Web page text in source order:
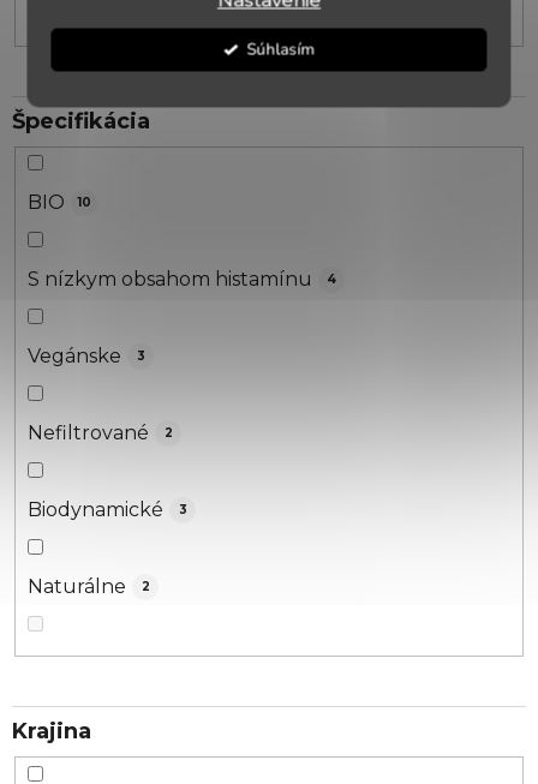
Súhlasím
Špecifikácia
BIO 10
S nízkym obsahom histamínu 4
Vegánske 3
Nefiltrované 2
Biodynamické 3
Naturálne 2
Krajina